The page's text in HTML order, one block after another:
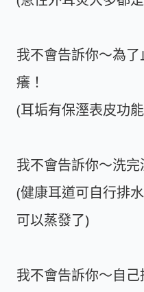
我不會告訴你～為
癢！
(耳垢有保溼表皮功
我不會告訴你～洗完
(健康耳道可自行排
可以蒸發了)
我不會告訴你～自